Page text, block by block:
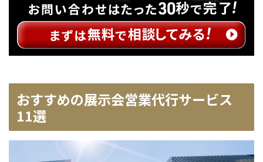
おすすめの展示会営業代行サービス
11選